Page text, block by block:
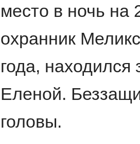
место в ночь на
охранник
года,
Еленой.
головы.